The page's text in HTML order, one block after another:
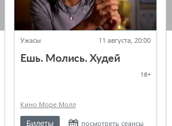
Ужасы 11 августа, 20:00
Ешь. Молись. Худей
18+
Кино Море Молл
Билеты посмотреть сеансы